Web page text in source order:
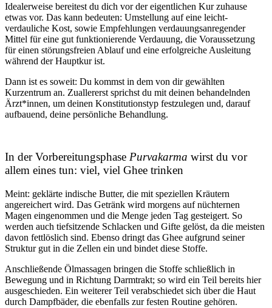
Idealerweise bereitest du dich vor der eigentlichen Kur zuhause
etwas vor. Das kann bedeuten: Umstellung auf eine leicht-
verdauliche Kost, sowie Empfehlungen verdauungsanregender
Mittel für eine gut funktionierende Verdauung, die Voraussetzung
für einen störungsfreien Ablauf und eine erfolgreiche Ausleitung
während der Hauptkur ist.
Dann ist es soweit: Du kommst in dem von dir gewählten
Kurzentrum an. Zuallererst sprichst du mit deinen behandelnden
Ärzt*innen, um deinen Konstitutionstyp festzulegen und, darauf
aufbauend, deine persönliche Behandlung.
In der Vorbereitungsphase Purvakarma wirst du vor
allem eines tun: viel, viel Ghee trinken
Meint: geklärte indische Butter, die mit speziellen Kräutern
angereichert wird. Das Getränk wird morgens auf nüchternen
Magen eingenommen und die Menge jeden Tag gesteigert. So
werden auch tiefsitzende Schlacken und Gifte gelöst, da die meisten
davon fettlöslich sind. Ebenso dringt das Ghee aufgrund seiner
Struktur gut in die Zellen ein und bindet diese Stoffe.
Anschließende Ölmassagen bringen die Stoffe schließlich in
Bewegung und in Richtung Darmtrakt; so wird ein Teil bereits hier
ausgeschieden. Ein weiterer Teil verabschiedet sich über die Haut
durch Dampfbäder, die ebenfalls zur festen Routine gehören.